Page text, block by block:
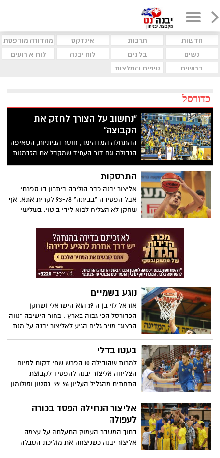
חדשות תרבות אינדקס
מהדורה מודפסת
נשים
בלוגים לוח יבנה
לוח אירועים
דרושים
טיפים והמלצות
כדורסל
"נחשוב על הצורך לחזק את
הקבוצה"
ההתחלה המדהימה, חוסר הביתיות, השאיפה
הגדולה וגם דור העתיד שמקבל את הזדמנות
חייו. מאמנה של אליצור יבנה אוהד יתום
מדבר על הכל
התרסקות
אליצור יבנה כבר הוליכה ביתרון דו ספרתי
אבל הפסידה "בביתה" 93-78 לקרית אתא. אף
שחקן לא הצליח לבוא לידי ביטוי. בשלישי-
נוגע בשמיים
אוראל לוי בן ה 19 הוא הישראלי ושחקן
הכדורסל הכי גבוה בארץ . בחור הישיבה "נווה
הרצוג" מניר גלים הגיע לאליצור יבנה על מנת
ההקנטות, המיטה בצבא, השילוב של הדת,
בעיקר, בא לדבר כדורסל
בעטו בדלי
למרות שהובילה 10 הפרש שתי דקות לסיום
הצליחה אליצור יבנה להפסיד לקבוצת
התחתית מהגליל העליון 99-96. גסטון וסולומון
בסיום. בשלישי- קרית אתא ברמלה
אליצור הנחילה הפסד בכורה
לעפולה
בתוך המשבר העמוק התעלתה על עצמה
אליצור יבנה כשניצחה את מוליכת הטבלה
הפועל עפולה בתוצאה 101-94. ביום שלישי